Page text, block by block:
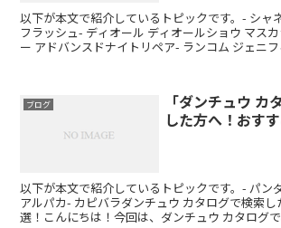
以下が本文で紹介しているトピックです。- シャ
フラッシュ- ディオール ディオールショウ マス
ー アドバンスドナイトリペア- ランコム ジェニ
ブログ
「ダンチュウ カ
した方へ！おす
以下が本文で紹介しているトピックです。- パン
アルパカ- カピバラダンチュウ カタログで検索
選！こんにちは！今回は、ダンチュウ カタログ